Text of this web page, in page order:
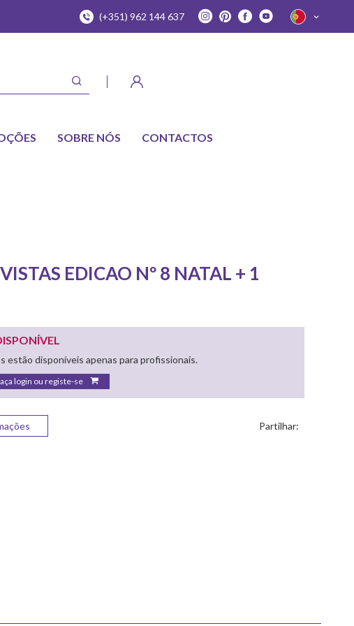
(+351) 962 144 637
SOBRE NÓS CONTACTOS
EDICAO Nº 8 NATAL + 1
estão disponíveis apenas para profissionais.
login ou registe-se
Partilhar: